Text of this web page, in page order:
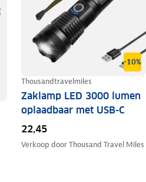
-10%
Thousandtravelmiles
Zaklamp LED 3000 lumen
oplaadbaar met USB-C
22,45
Verkoop doorThousand Travel Miles